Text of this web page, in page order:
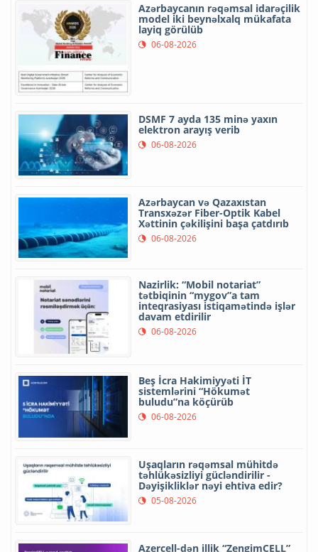
Azərbaycanın rəqəmsal idarəçilik
model iki beynəlxalq mükafata
layiq görülüb
06-08-2026
DSMF 7 ayda 135 minə yaxın
elektron arayış verib
06-08-2026
Azərbaycan və Qazaxıstan
Transxəzər Fiber-Optik Kabel
Xəttinin çəkilişini başa çatdırıb
06-08-2026
Nazirlik: “Mobil notariat”
tətbiqinin “mygov”a tam
inteqrasiyası istiqamətində işlər
davam etdirilir
06-08-2026
Beş İcra Hakimiyyəti İT
sistemlərini “Hökumət
buludu”na köçürüb
06-08-2026
Uşaqların rəqəmsal mühitdə
təhlükəsizliyi gücləndirilir -
Dəyişikliklər nəyi ehtiva edir?
05-08-2026
Azercell-dən illik “ZengimCELL”